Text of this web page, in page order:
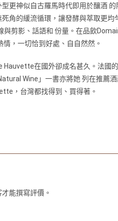
更神似自古羅馬時代即用於釀酒
角的緩流循環，讓發酵與萃取更
剪影、話語和 份量。在品飲
，一切恰到好處、自自然然。
Hauvette在國外卻成名甚久。法
Wine」一書亦將她 列在推
，台灣都找得到、買得著。
能撰寫評價。